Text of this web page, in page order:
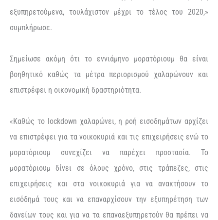
εξυπηρετούμενα, τουλάχιστον μέχρι το τέλος του 2020,»
συμπλήρωσε.
Σημείωσε ακόμη ότι το εννιάμηνο μορατόριουμ θα είναι
βοηθητικό καθώς τα μέτρα περιορισμού χαλαρώνουν και
επιστρέφει η οικονομική δραστηριότητα.
«Καθώς το lockdown χαλαρώνει, η ροή εισοδημάτων αρχίζει
να επιστρέφει για τα νοικοκυριά και τις επιχειρήσεις ενώ το
μορατόριουμ συνεχίζει να παρέχει προστασία. Το
μορατόριουμ δίνει σε όλους χρόνο, στις τράπεζες, στις
επιχειρήσεις και στα νοικοκυριά για να ανακτήσουν το
εισόδημά τους και να επαναρχίσουν την εξυπηρέτηση των
δανείων τους και για να τα επαναεξυπηρετούν θα πρέπει να